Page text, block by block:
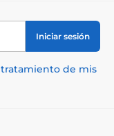
Iniciar sesión
tratamiento de mis